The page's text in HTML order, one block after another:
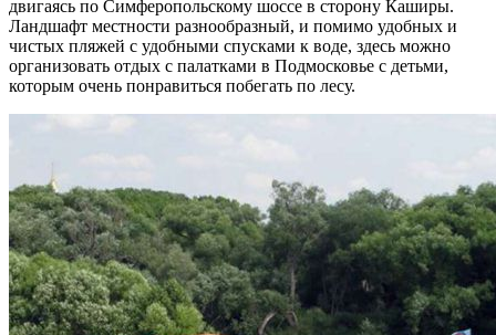
двигаясь по Симферопольскому шоссе в сторону Каширы.
Ландшафт местности разнообразный, и помимо удобных и
чистых пляжей с удобными спусками к воде, здесь можно
организовать отдых с палатками в Подмосковье с детьми,
которым очень понравиться побегать по лесу.